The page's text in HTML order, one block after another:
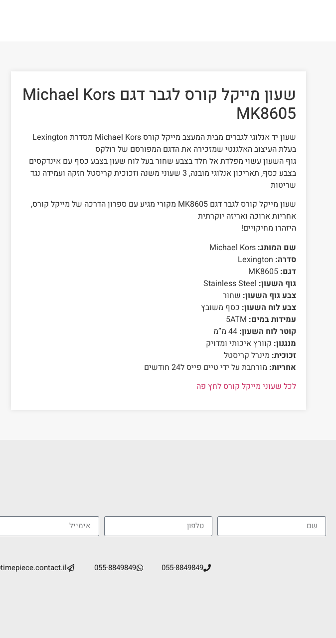
שעון מייקל קורס ‏לגבר דגם Michael Kors
MK8605
שעון יד אנלוגי לגברים מבית המעצב מייקל קורס Michael Kors מסדרת Lexington
בעלת העיצוב האלגנטי שמזכירה את הדגם המפורסם של רולקס
גוף השעון עשוי מפלדת אל חלד בצבע שחור בעל לוח שעון בצבע כסף עם אינדקסים
בצבע כסף, תאריכון אנלוגי מובנה, 3 שעוני משנה וזכוכית קריסטל חזקה ועמידה נגד
שריטות
שעון מייקל קורס ‏לגבר דגם MK8605 מקורי מגיע עם ספרון הדרכה של מייקל קורס,
אחריות ארוכה ואריזה יוקרתית
היזהרו מחיקויים!
שם המותג:
סדרה:
דגם:
גוף השעון:
צבע גוף השעון: שחור
צבע לוח השעון: כסף משובץ
עמידות במים:
קוטר לוח השעון:
מנגנון: קוורץ איכותי ומדויק
זכוכית: מינרל קריסטל
אחריות: מורחבת על ידי טיים פייס ל24 חודשים
לכל שעוני מייקל קורס לחץ פה
055-8849849
055-8849849
timepiece.contact.il@